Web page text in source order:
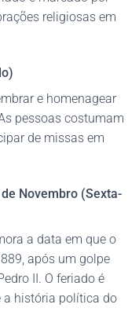
religiosas em
e homenagear
pessoas costumam
de missas em
Novembro (Sexta-
a data em que o
após um golpe
II. O feriado é
a história política do